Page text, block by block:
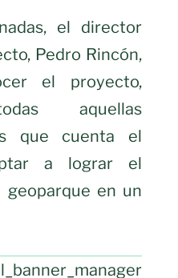
el director
Pedro Rincón,
el proyecto,
aquellas
que cuenta el
a lograr el
en un